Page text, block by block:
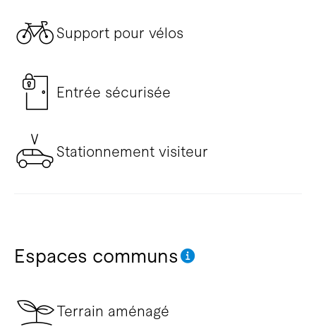
Support pour vélos
Entrée sécurisée
Stationnement visiteur
Espaces communs
Terrain aménagé